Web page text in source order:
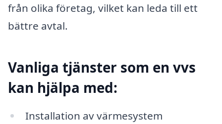
från olika företag, vilket kan leda till ett
bättre avtal.
Vanliga tjänster som en vvs
kan hjälpa med:
Installation av värmesystem